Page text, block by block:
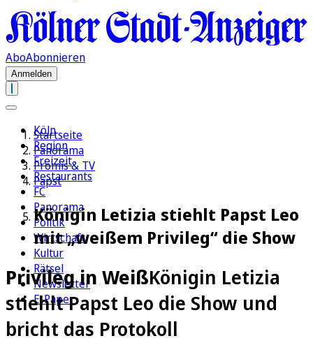
AboAbonnieren
Anmelden
Köln
Region
Freizeit
Restaurants
FC
Panorama
Politik
Wirtschaft
Kultur
Rätsel
Newsletter
E-Paper
Startseite
Panorama
Promis & TV
Papst
Königin Letizia stiehlt Papst Leo
mit „weißem Privileg“ die Show
Privileg in WeißKönigin Letizia
stiehlt Papst Leo die Show und
bricht das Protokoll